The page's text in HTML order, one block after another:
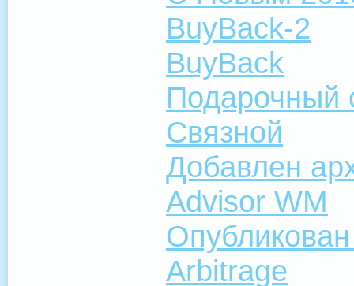
BuyBack-2
BuyBack
Подарочный
Связной
Добавлен
Advisor WM
Arbitrage